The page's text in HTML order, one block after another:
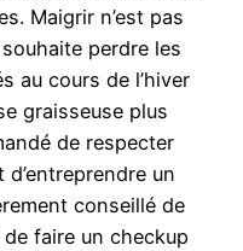
Maigrir n’est pas
perdre les
au cours de l’hiver
graisseuse plus
de respecter
un
conseillé de
faire un checkup